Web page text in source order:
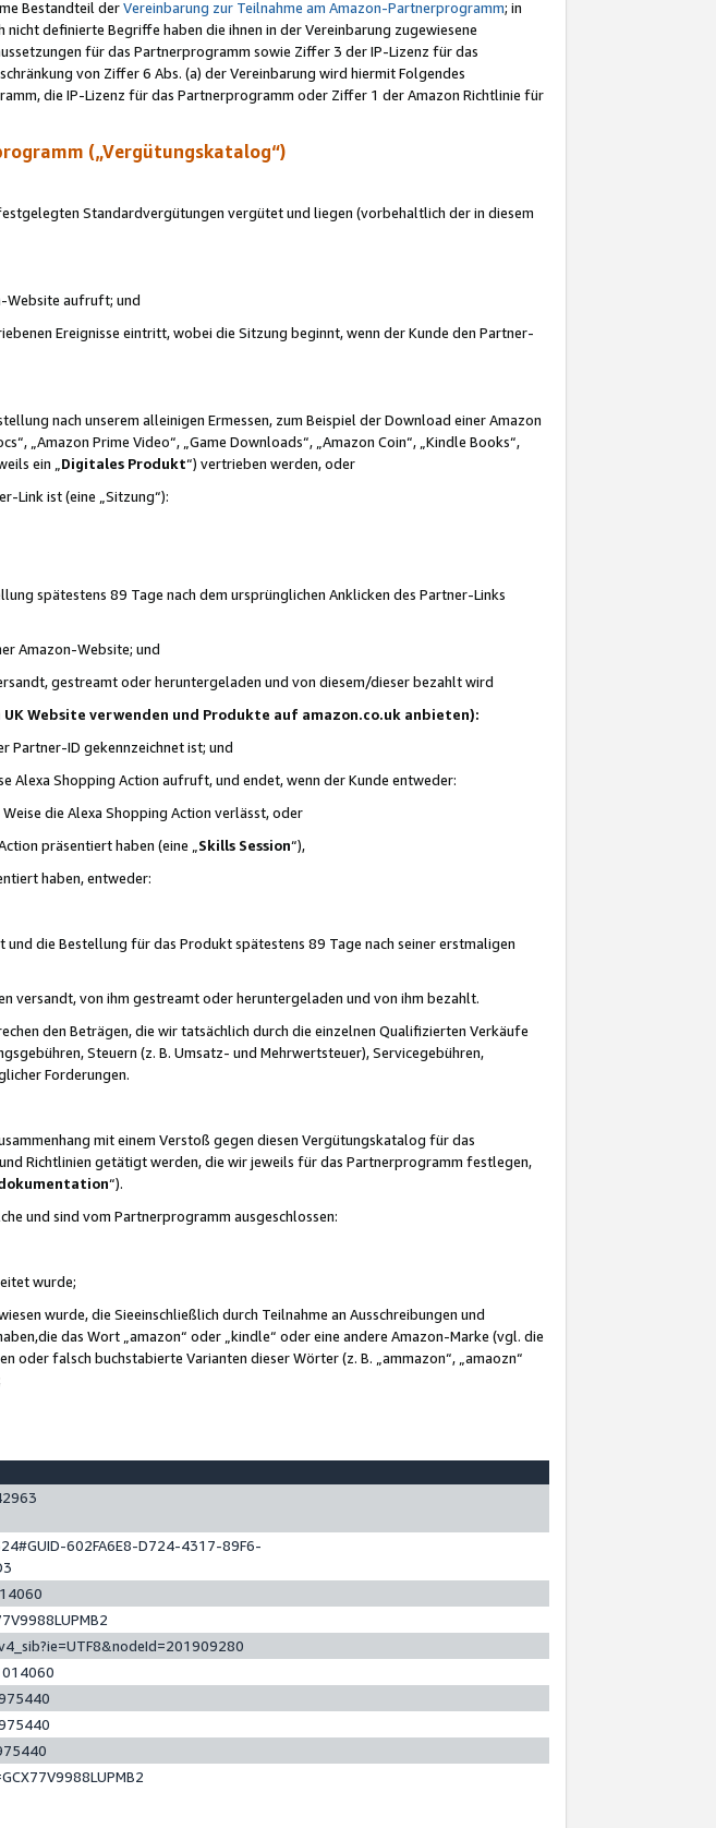
Bestandteil derVereinbarung zur Teilnahme am Amazon-Partnerprogramm; in
definierte Begriffe haben die ihnen in der Vereinbarung zugewiesene
für das Partnerprogramm sowie Ziffer 3 der IP-Lizenz für das
von Ziffer 6 Abs. (a) der Vereinbarung wird hiermit Folgendes
die IP-Lizenz für das Partnerprogramm oder Ziffer 1 der Amazon Richtlinie für
(„Vergütungskatalog“)
Standardvergütungen vergütet und liegen (vorbehaltlich der in diesem
Website aufruft; und
Ereignisse eintritt, wobei die Sitzung beginnt, wenn der Kunde den Partner-
nach unserem alleinigen Ermessen, zum Beispiel der Download einer Amazon
„Amazon Prime Video“, „Game Downloads“, „Amazon Coin“, „Kindle Books“,
ein „ Digitales Produkt“) vertrieben werden, oder
Link ist (eine „Sitzung“):
spätestens 89 Tage nach dem ursprünglichen Anklicken des Partner-Links
Amazon-Website; und
gestreamt oder heruntergeladen und von diesem/dieser bezahlt wird
Website verwenden und Produkte auf amazon.co.uk anbieten):
Partner-ID gekennzeichnet ist; und
Alexa Shopping Action aufruft, und endet, wenn der Kunde entweder:
die Alexa Shopping Action verlässt, oder
präsentiert haben (eine „ Skills Session“),
haben, entweder:
die Bestellung für das Produkt spätestens 89 Tage nach seiner erstmaligen
versandt, von ihm gestreamt oder heruntergeladen und von ihm bezahlt.
den Beträgen, die wir tatsächlich durch die einzelnen Qualifizierten Verkäufe
Steuern (z. B. Umsatz- und Mehrwertsteuer), Servicegebühren,
Forderungen.
mit einem Verstoß gegen diesen Vergütungskatalog für das
Richtlinien getätigt werden, die wir jeweils für das Partnerprogramm festlegen,
“).
und sind vom Partnerprogramm ausgeschlossen:
wurde;
wurde, die Sieeinschließlich durch Teilnahme an Ausschreibungen und
das Wort „amazon“ oder „kindle“ oder eine andere Amazon-Marke (vgl. die
oder falsch buchstabierte Varianten dieser Wörter (z. B. „ammazon“, „amaozn“
602FA6E8-D724-4317-89F6-